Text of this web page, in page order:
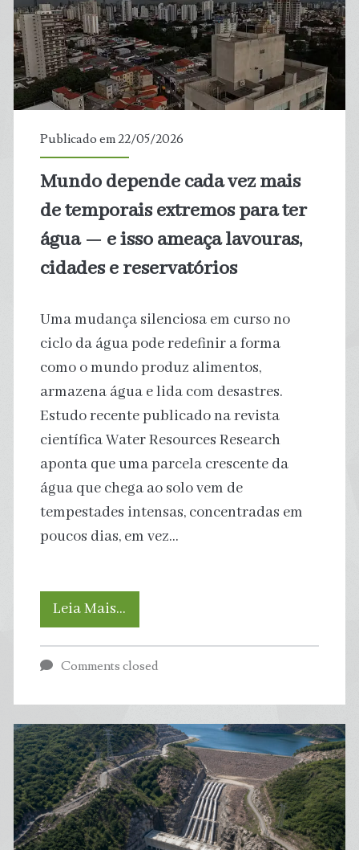
estão
se
espalhando
esgotos
das
cidades
e
os
cientistas
Publicado em 22/05/2026
Mundo depende cada vez mais
de temporais extremos para ter
água — e isso ameaça lavouras,
cidades e reservatórios
Uma mudança silenciosa em curso no
ciclo da água pode redefinir a forma
como o mundo produz alimentos,
armazena água e lida com desastres.
Estudo recente publicado na revista
científica Water Resources Research
aponta que uma parcela crescente da
água que chega ao solo vem de
tempestades intensas, concentradas em
poucos dias, em vez…
Leia Mais…
depende
mais
de
temporais
Comments closed